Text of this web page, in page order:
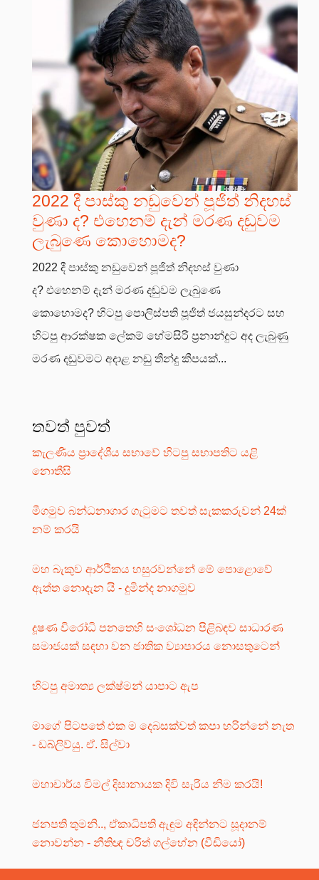
2022 දී පාස්කු නඩුවෙන් පූජිත් නිදහස්
වුණා ද? එහෙනම් දැන් මරණ දඬුවම
ලැබුණෙ කොහොමද?
2022 දී පාස්කු නඩුවෙන් පූජිත් නිදහස් වුණා
ද? එහෙනම් දැන් මරණ දඬුවම ලැබුණෙ
කොහොමද? හිටපු පොලිස්පති පූජිත් ජයසුන්දරට සහ
හිටපු ආරක්ෂක ලේකම් හේමසිරි ප්‍රනාන්දුට අද ලැබුණු
මරණ දඬුවමට අදාළ නඩු තීන්දු කීපයක්...
තවත් පුවත්
කැලණිය ප්‍රාදේශීය සභාවේ හිටපු සභාපතිට යළි
නොතීසි
මීගමුව බන්ධනාගාර ගැටුමට තවත් සැකකරුවන් 24ක්
නම් කරයි
මහ බැකුව ආර්ථිකය හසුරවන්නේ මේ පොළොවේ
ඇත්ත නොදැන යි - දුමින්ද නාගමුව
දූෂණ විරෝධි පනතෙහි සංශෝධන පිළිබඳව සාධාරණ
සමාජයක් සඳහා වන ජාතික ව්‍යාපාරය නොසතුටෙන්
හිටපු අමාත්‍ය ලක්ෂ්මන් යාපාට ඇප
මාගේ පිටපතේ එක ම දෙබසක්වත් කපා හරින්නේ නැත
- ඩබ්ලිව්යු. ඒ. සිල්වා
මහාචාර්ය විමල් දිසානායක දිවි සැරිය නිම කරයි!
ජනපති තුමනි.., ඒකාධිපති ඇඳුම අඳින්නට සූදානම්
නොවන්න - නීතිඥ චරිත් ගල්හේන (වීඩියෝ)